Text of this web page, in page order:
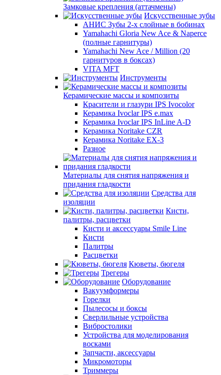
Замковые крепления (аттачмены)
Искусственные зубы
АНИС Зубы 2-х слойные в бобинах
Yamahachi Gloria New Ace & Naperce
(полные гарнитуры)
Yamahachi New Ace / Million (20
гарнитуров в боксах)
VITA MFT
Инструменты
Керамические массы и композиты
Красители и глазури IPS Ivocolor
Керамика Ivoclar IPS e.max
Керамика Ivoclar IPS InLine A-D
Керамика Noritake CZR
Керамика Noritake EX-3
Разное
Материалы для снятия напряжения и
придания гладкости
Средства для
изоляции
Кисти,
палитры, расцветки
Кисти и аксессуары Smile Line
Кисти
Палитры
Расцветки
Кюветы, бюгеля
Трегеры
Оборудование
Вакуумформеры
Горелки
Пылесосы и боксы
Сверлильные устройства
Вибростолики
Устройства для моделирования
восками
Запчасти, аксессуары
Микромоторы
Триммеры